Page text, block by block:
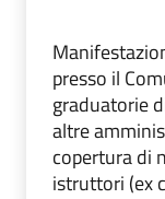
presso il
graduatorie
altre
copertura di
istruttori (ex